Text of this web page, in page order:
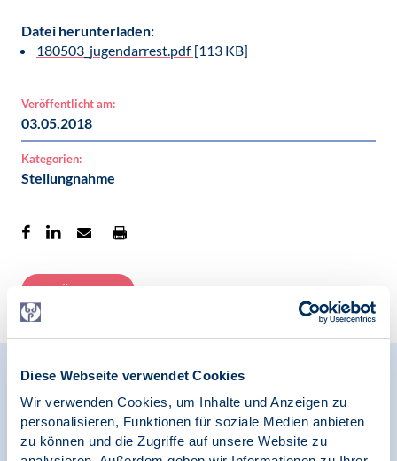
Diese Webseite verwendet Cookies
Wir verwenden Cookies, um Inhalte und Anzeigen zu
personalisieren, Funktionen für soziale Medien anbieten
zu können und die Zugriffe auf unsere Website zu
Datei herunterladen:
180503_jugendarrest.pdf [113 KB]
Veröffentlicht am:
03.05.2018
Kategorien:
Stellungnahme
Zur Übersicht
Relevante Nachrichten